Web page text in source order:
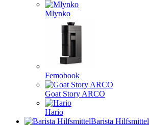
Mlynko
Femobook
Goat Story ARCO
Hario
Barista Hilfsmittel